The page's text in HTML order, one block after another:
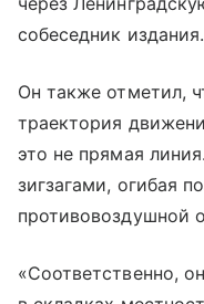
собеседник издания.
Он также отметил,
траектория
это не прямая
зигзагами, огибая
противовоздушной
«Соответственно,